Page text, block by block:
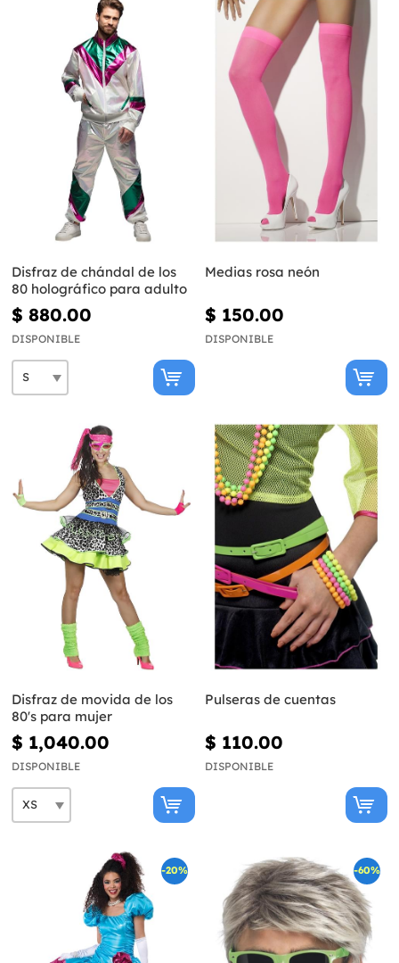
Disfraz de chándal de los
80 holográfico para adulto
$ 880.00
DISPONIBLE
Medias rosa neón
$ 150.00
DISPONIBLE
Disfraz de movida de los
80's para mujer
$ 1,040.00
DISPONIBLE
Pulseras de cuentas
$ 110.00
DISPONIBLE
-20% -60%